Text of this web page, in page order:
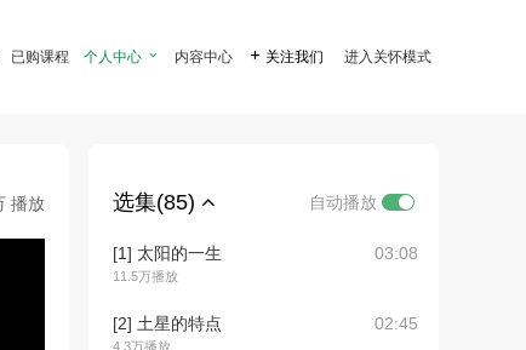
已购课程 个人中心  内容中心  关注我们 进入关怀模式
播放 选集(85) 自动播放
[1] 太阳的一生
11.5万播放
03:08
[2] 土星的特点
4.3万播放
02:45